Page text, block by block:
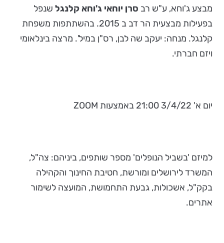
מבצע ג'וחא, ע"ש רב סרן יוחאי ג'וחא קלנגל שנפל
בפעילות מבצעית הר דב ב 2015. בהשתתפות משפחת
קלנגל. מנחה: יעקב שה לבן, רס"ן במיל'. מרצה בינלאומי
ויזם חברתי.
יום א' 3/4/22 21:00 באמצעות ZOOM
למיזם 'בשביל הנופלים' מספר שותפים, ביניהם: צה"ל,
המשרד לירושלים ומורשת, חטיבת החינוך והקהילה
בקק"ל, אשכולות, גבעת התחמושת, המועצה לשימור
אתרים.